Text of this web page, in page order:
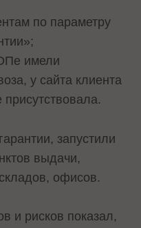
по параметру
имели
у сайта клиента
запустили
выдачи,
офисов.
и рисков показал,